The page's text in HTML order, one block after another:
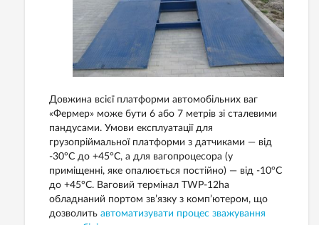
Довжина всієї платформи автомобільних ваг
«Фермер» може бути 6 або 7 метрів зі сталевими
пандусами. Умови експлуатації для
грузопріймальної платформи з датчиками — від
-30°C до +45°C, а для вагопроцесора (у
приміщенні, яке опалюється постійно) — від -10°C
до +45°C. Ваговий термінал TWP-12ha
обладнаний портом зв’язку з комп’ютером, що
дозволить автоматизувати процес зважування